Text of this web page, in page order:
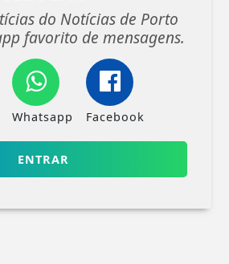
do Notícias de Porto
favorito de mensagens.
Whatsapp Facebook
ENTRAR